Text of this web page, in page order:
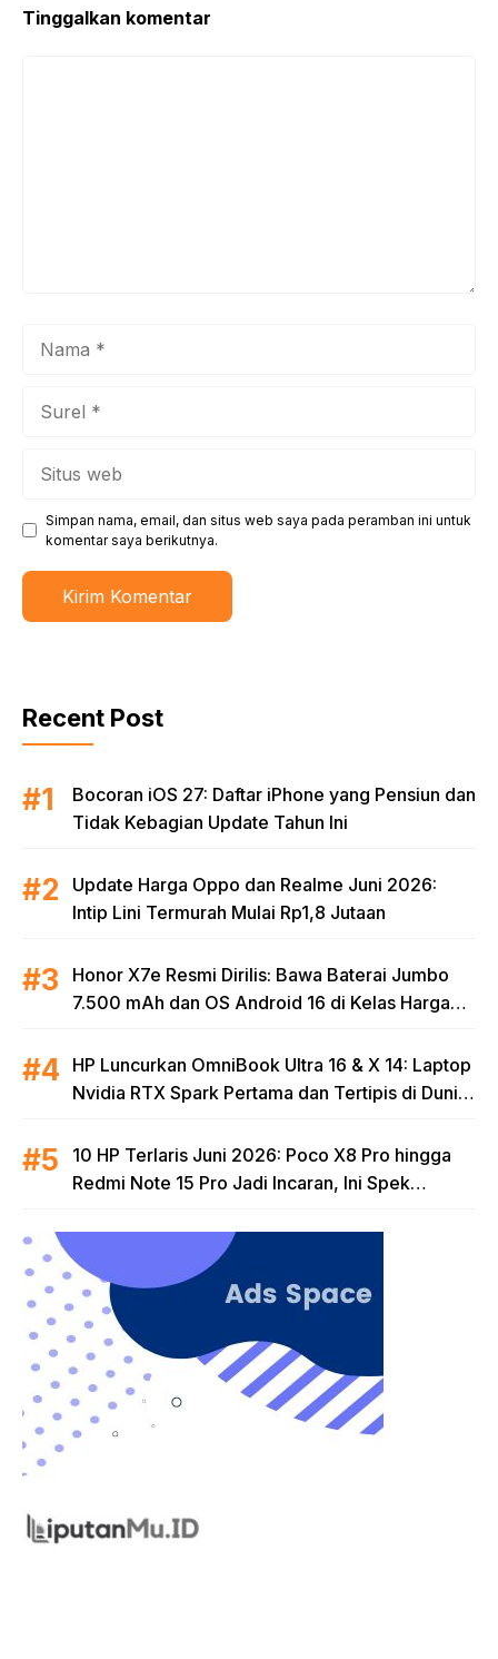
Tinggalkan komentar
Simpan nama, email, dan situs web saya pada peramban ini untuk
komentar saya berikutnya.
Recent Post
Bocoran iOS 27: Daftar iPhone yang Pensiun dan
Tidak Kebagian Update Tahun Ini
Update Harga Oppo dan Realme Juni 2026:
Intip Lini Termurah Mulai Rp1,8 Jutaan
Honor X7e Resmi Dirilis: Bawa Baterai Jumbo
7.500 mAh dan OS Android 16 di Kelas Harga
HP Luncurkan OmniBook Ultra 16 & X 14: Laptop
Nvidia RTX Spark Pertama dan Tertipis di Dunia
10 HP Terlaris Juni 2026: Poco X8 Pro hingga
Redmi Note 15 Pro Jadi Incaran, Ini Spek